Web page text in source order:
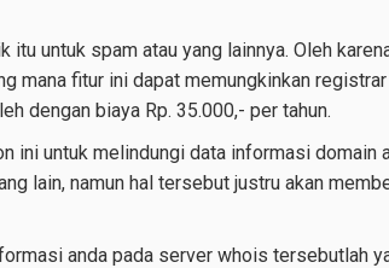
untuk spam atau yang lainnya. Oleh
mana fitur ini dapat memungkinkan registrar
dengan biaya Rp. 35.000,- per tahun.
ini untuk melindungi data informasi domain
lain, namun hal tersebut justru akan
anda pada server whois tersebutlah